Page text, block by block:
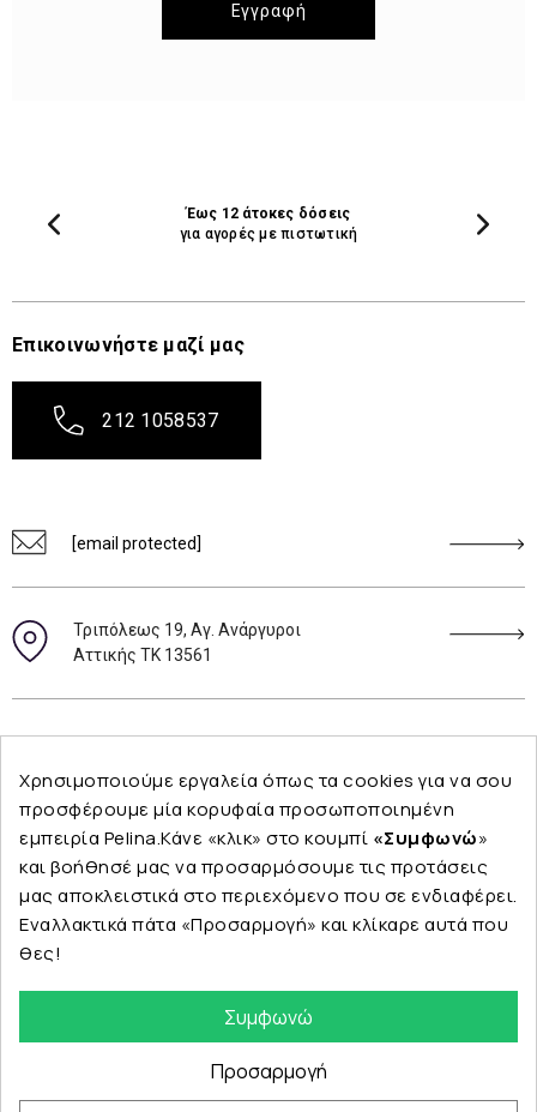
Εγγραφή
Έως 12 άτοκες δόσεις
για αγορές με πιστωτική
Επικοινωνήστε μαζί μας
212 1058537
[email protected]
Τριπόλεως 19, Αγ. Ανάργυροι
Αττικής ΤΚ 13561
Εταιρεία
Χρησιμοποιούμε εργαλεία όπως τα cookies για να σου
προσφέρουμε μία κορυφαία προσωποποιημένη
εμπειρία Pelina.Κάνε «κλικ» στο κουμπί «Συμφωνώ»
και βοήθησέ μας να προσαρμόσουμε τις προτάσεις
μας αποκλειστικά στο περιεχόμενο που σε ενδιαφέρει.
Εναλλακτικά πάτα «Προσαρμογή» και κλίκαρε αυτά που
θες!
Συμφωνώ
Προσαρμογή